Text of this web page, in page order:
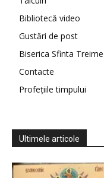
Bibliotecă video
Gustări de post
Biserica Sfinta Treime
Contacte
Profețiile timpului
Ultimele articole